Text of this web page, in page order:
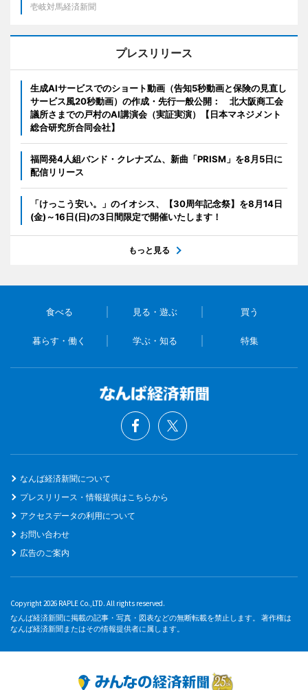
壱岐対馬経済新聞
プレスリリース
生成AIサービスでのショート動画（告知5秒動画と保険の見直し
サービス風20秒動画）の作成・先行一般公開： 北大阪商工会
議所さまでの戸村のAI講演会（実証実演）【日本マネジメント
総合研究所合同会社】
福岡発4人組バンド・クレナズム、新曲「PRISM」を8月5日に
配信リリース
「けっこう安い。」のイオシス、【30周年記念祭】を8月14日
(金)～16日(日)の3日間限定で開催いたします！
もっと見る
食べる 見る・遊ぶ 買う
暮らす・働く 学ぶ・知る 特集
なんば経済新聞について
プレスリリース・情報提供はこちらから
アクセスデータの利用について
お問い合わせ
広告のご案内
Copyright 2026 RAPLE Co.,LTD. All rights reserved.
なんば経済新聞に掲載の記事・写真・図表などの無断転載を禁止します。 著作権は
なんば経済新聞またはその情報提供者に属します。